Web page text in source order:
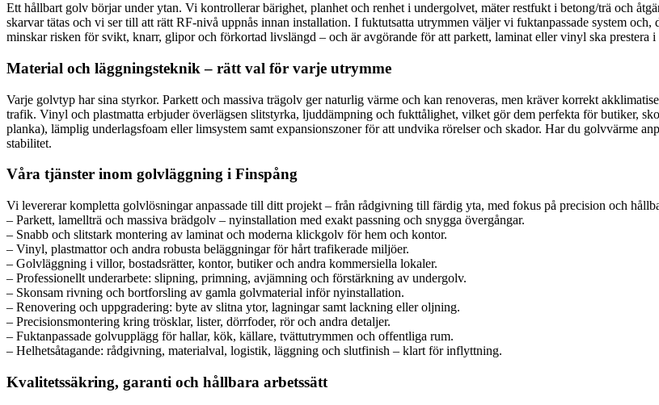
Ett hållbart golv börjar under ytan. Vi kontrollerar bärighet, planhet och renhet i undergolvet, mäter restfukt i betong/trä och
skarvar tätas och vi ser till att rätt RF-nivå uppnås innan installation. I fuktutsatta utrymmen väljer vi fuktanpassade system
minskar risken för svikt, knarr, glipor och förkortad livslängd – och är avgörande för att parkett, laminat eller vinyl ska prestera i
Material och läggningsteknik – rätt val för varje utrymme
Varje golvtyp har sina styrkor. Parkett och massiva trägolv ger naturlig värme och kan renoveras, men kräver korrekt
trafik. Vinyl och plastmatta erbjuder överlägsen slitstyrka, ljuddämpning och fukttålighet, vilket gör dem perfekta för butiker,
planka), lämplig underlagsfoam eller limsystem samt expansionszoner för att undvika rörelser och skador. Har du golvvärme
stabilitet.
Våra tjänster inom golvläggning i Finspång
Vi levererar kompletta golvlösningar anpassade till ditt projekt – från rådgivning till färdig yta, med fokus på precision och
– Parkett, lamellträ och massiva brädgolv – nyinstallation med exakt passning och snygga övergångar.
– Snabb och slitstark montering av laminat och moderna klickgolv för hem och kontor.
– Vinyl, plastmattor och andra robusta beläggningar för hårt trafikerade miljöer.
– Golvläggning i villor, bostadsrätter, kontor, butiker och andra kommersiella lokaler.
– Professionellt underarbete: slipning, primning, avjämning och förstärkning av undergolv.
– Skonsam rivning och bortforsling av gamla golvmaterial inför nyinstallation.
– Renovering och uppgradering: byte av slitna ytor, lagningar samt lackning eller oljning.
– Precisionsmontering kring trösklar, lister, dörrfoder, rör och andra detaljer.
– Fuktanpassade golvupplägg för hallar, kök, källare, tvättutrymmen och offentliga rum.
– Helhetsåtagande: rådgivning, materialval, logistik, läggning och slutfinish – klart för inflyttning.
Kvalitetssäkring, garanti och hållbara arbetssätt